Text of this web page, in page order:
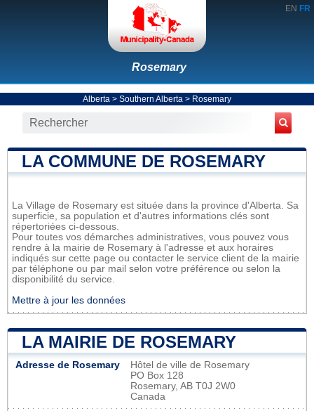
EN FR
Rosemary
Alberta > Southern Alberta > Rosemary
LA COMMUNE DE ROSEMARY
La Village de Rosemary est située dans la province d'Alberta. Sa
superficie, sa population et d'autres informations clés sont
répertoriées ci-dessous.
Pour toutes vos démarches administratives, vous pouvez vous
rendre à la mairie de Rosemary à l'adresse et aux horaires
indiqués sur cette page ou contacter le service client de la mairie
par téléphone ou par mail selon votre préférence ou selon la
disponibilité du service.
Mettre à jour les données
LA MAIRIE DE ROSEMARY
Adresse de Rosemary
Hôtel de ville de Rosemary
PO Box 128
Rosemary, AB T0J 2W0
Canada